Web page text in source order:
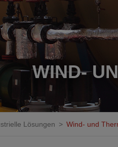
Standard
Schweisskantenformer
Ersatzteile
WIND-
Lösungen Wind- und